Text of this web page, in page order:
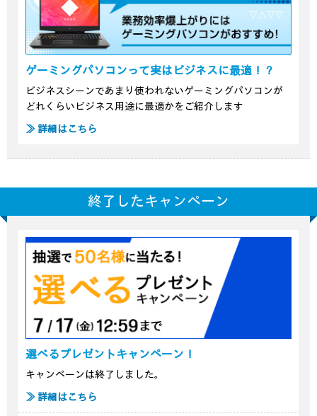
ゲーミングパソコンって実はビジネスに最適！？
ビジネスシーンであまり使われないゲーミングパソコンが
どれくらいビジネス用途に最適かをご紹介します
≫ 詳細はこちら
終了したキャンペーン
選べるプレゼントキャンペーン！
キャンペーンは終了しました。
≫ 詳細はこちら